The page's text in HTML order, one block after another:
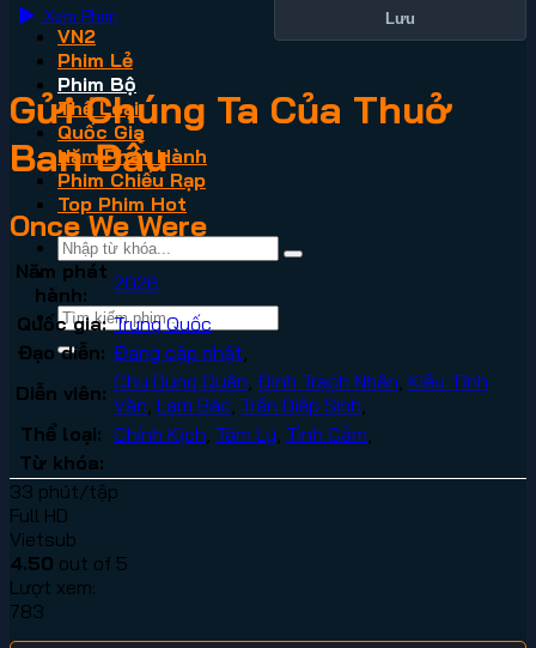
VN2
Phim Lẻ
Phim Bộ
Thể Loại
Quốc Gia
Năm Phát Hành
Phim Chiếu Rạp
Top Phim Hot
Xem Phim Lưu
Gửi Chúng Ta Của Thuở
Ban Đầu
Once We Were
Năm phát
hành:
2026
Quốc gia: Trung Quốc
Đạo diễn: Đang cập nhật
Diễn viên: Chu Dung Quân Đinh Trạch Nhân Kiều Tĩnh
Văn Lam Bác Trần Diệp Sinh
Thể loại: Chính Kịch Tâm Lý Tình Cảm
Từ khóa:
33 phút/tập
Full HD
Vietsub
4.50 out of 5
Lượt xem:
783